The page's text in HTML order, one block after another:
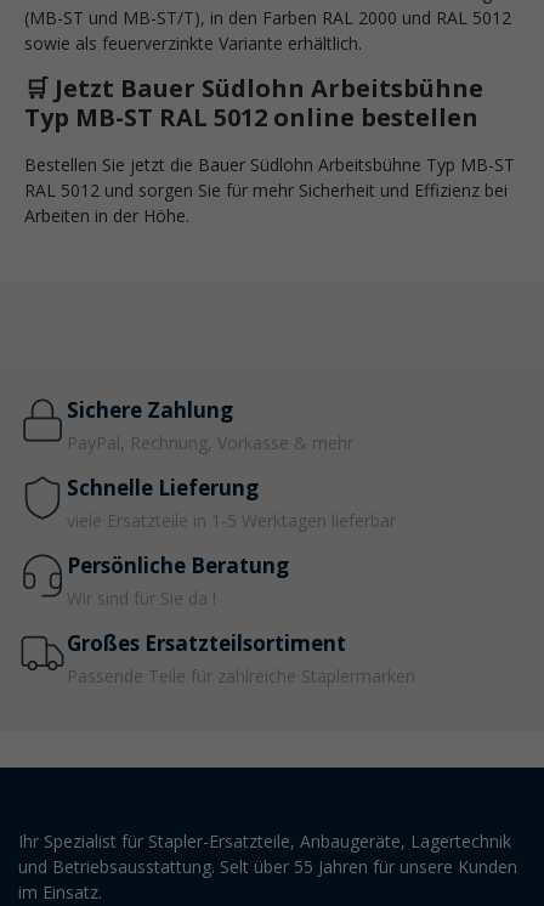
(MB-ST und MB-ST/T), in den Farben RAL 2000 und RAL 5012
sowie als feuerverzinkte Variante erhältlich.
🛒 Jetzt Bauer Südlohn Arbeitsbühne
Typ MB-ST RAL 5012 online bestellen
Bestellen Sie jetzt die Bauer Südlohn Arbeitsbühne Typ MB-ST
RAL 5012 und sorgen Sie für mehr Sicherheit und Effizienz bei
Arbeiten in der Höhe.
Sichere Zahlung
PayPal, Rechnung, Vorkasse & mehr
Schnelle Lieferung
viele Ersatzteile in 1-5 Werktagen lieferbar
Persönliche Beratung
Wir sind für Sie da !
Großes Ersatzteilsortiment
Passende Teile für zahlreiche Staplermarken
Ihr Spezialist für Stapler-Ersatzteile, Anbaugeräte, Lagertechnik
und Betriebsausstattung. Selt über 55 Jahren für unsere Kunden
im Einsatz.